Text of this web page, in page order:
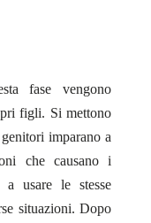
fase vengono
figli. Si mettono
imparano a
che causano i
usare le stesse
situazioni. Dopo